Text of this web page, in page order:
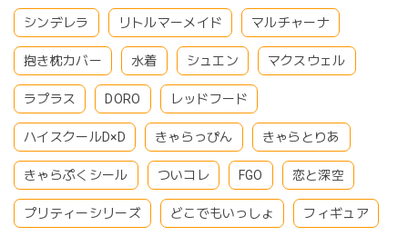
シンデレラ リトルマーメイド マルチャーナ
抱き枕カバー 水着 シュエン マクスウェル
ラプラス DORO レッドフード
ハイスクールD×D きゃらっぴん きゃらとりあ
きゃらぷくシール ついコレ FGO 恋と深空
プリティーシリーズ どこでもいっしょ フィギュア